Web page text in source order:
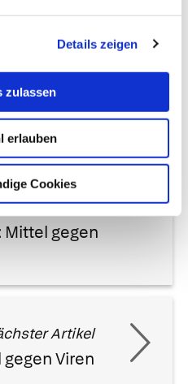
Details zeigen
zulassen
erlauben
Cookies
gegen
Artikel
Viren